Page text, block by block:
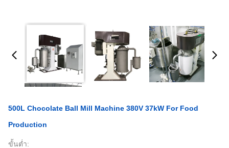
500L Chocolate Ball Mill Machine 380V 37kW For Food
Production
ขั้นต่ำ: